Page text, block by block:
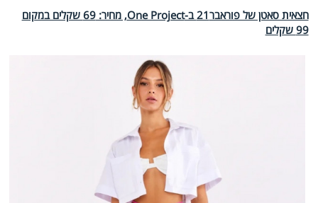
חצאית סאטן של פוראבר21 ב-One Project, מחיר: 69 שקלים במקום
99 שקלים